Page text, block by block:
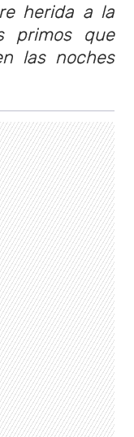
herida a la
primos que
las noches